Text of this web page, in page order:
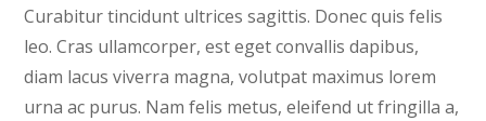
Curabitur tincidunt ultrices sagittis. Donec quis felis
leo. Cras ullamcorper, est eget convallis dapibus,
diam lacus viverra magna, volutpat maximus lorem
urna ac purus. Nam felis metus, eleifend ut fringilla a,